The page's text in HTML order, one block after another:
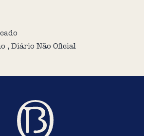
, Diário Não Oficial